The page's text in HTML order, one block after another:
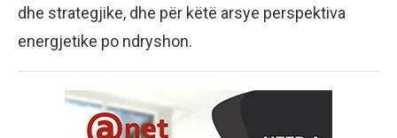
dhe strategjike, dhe për këtë arsye perspektiva
energjetike po ndryshon.